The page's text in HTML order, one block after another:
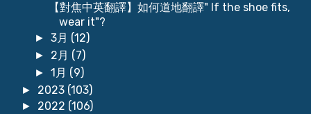
【對焦中英翻譯】如何道地翻譯" If the shoe fits,
wear it"?
►3月 (12)
► 2月 (7)
►1月 (9)
► 2023 (103)
► 2022 (106)